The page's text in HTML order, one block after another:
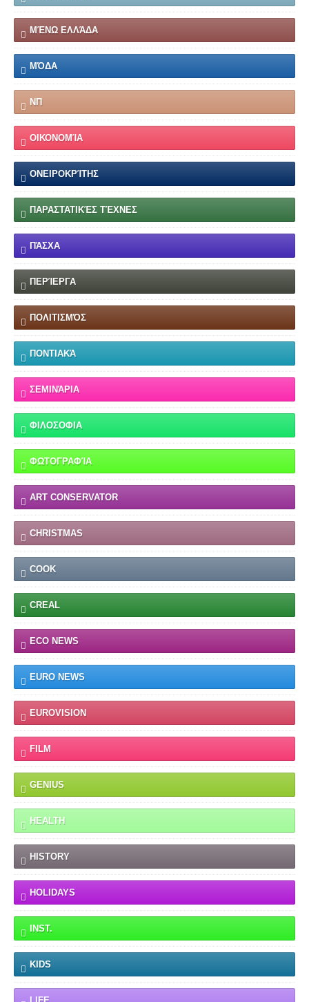
ΜΈΝΩ ΕΛΛΆΔΑ
ΜΌΔΑ
ΝΠ
ΟΙΚΟΝΟΜΊΑ
ΟΝΕΙΡΟΚΡΊΤΗΣ
ΠΑΡΑΣΤΑΤΙΚΈΣ ΤΈΧΝΕΣ
ΠΆΣΧΑ
ΠΕΡΊΕΡΓΑ
ΠΟΛΙΤΙΣΜΌΣ
ΠΟΝΤΙΑΚΆ
ΣΕΜΙΝΆΡΙΑ
ΦΙΛΟΣΟΦΙΑ
ΦΩΤΟΓΡΑΦΊΑ
ART CONSERVATOR
CHRISTMAS
COOK
CREAL
ECO NEWS
EURO NEWS
EUROVISION
FILM
GENIUS
HEALTH
HISTORY
HOLIDAYS
INST.
KIDS